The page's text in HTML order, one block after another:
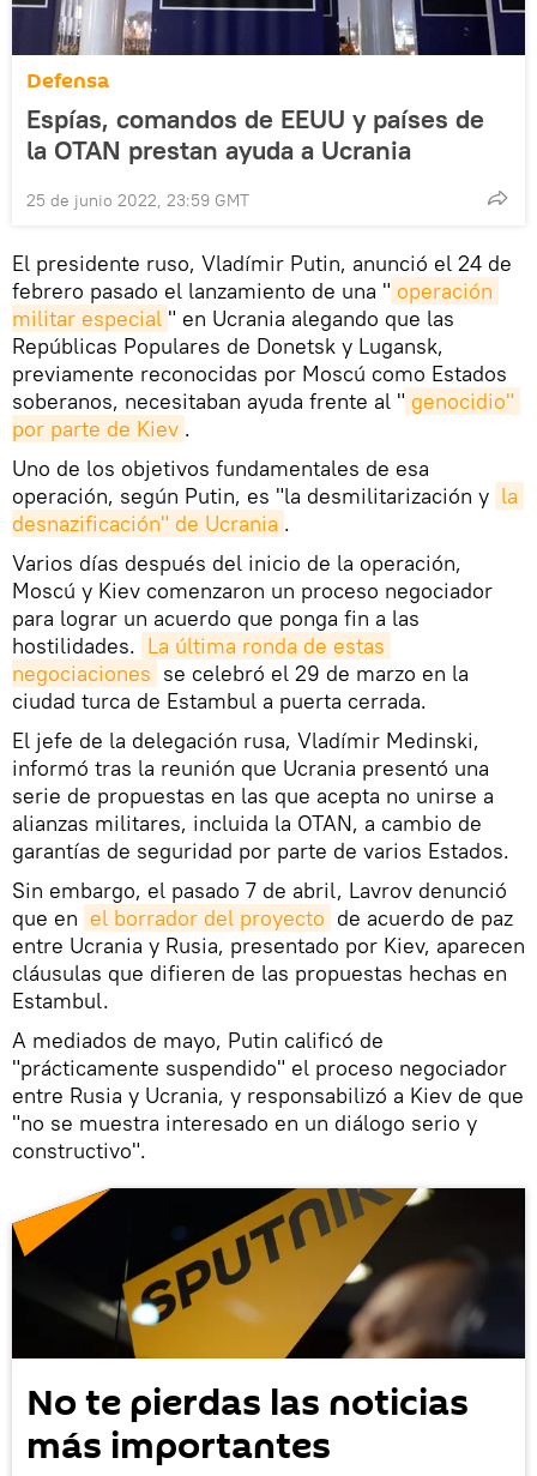
Defensa
Espías, comandos de EEUU y países de
la OTAN prestan ayuda a Ucrania
25 de junio 2022, 23:59 GMT
El presidente ruso, Vladímir Putin, anunció el 24 de
febrero pasado el lanzamiento de una " operación
militar especial " en Ucrania alegando que las
Repúblicas Populares de Donetsk y Lugansk,
previamente reconocidas por Moscú como Estados
soberanos, necesitaban ayuda frente al " genocidio"
por parte de Kiev .
Uno de los objetivos fundamentales de esa
operación, según Putin, es "la desmilitarización y la
desnazificación" de Ucrania .
Varios días después del inicio de la operación,
Moscú y Kiev comenzaron un proceso negociador
para lograr un acuerdo que ponga fin a las
hostilidades. La última ronda de estas
negociaciones se celebró el 29 de marzo en la
ciudad turca de Estambul a puerta cerrada.
El jefe de la delegación rusa, Vladímir Medinski,
informó tras la reunión que Ucrania presentó una
serie de propuestas en las que acepta no unirse a
alianzas militares, incluida la OTAN, a cambio de
garantías de seguridad por parte de varios Estados.
Sin embargo, el pasado 7 de abril, Lavrov denunció
que en el borrador del proyecto de acuerdo de paz
entre Ucrania y Rusia, presentado por Kiev, aparecen
cláusulas que difieren de las propuestas hechas en
Estambul.
A mediados de mayo, Putin calificó de
"prácticamente suspendido" el proceso negociador
entre Rusia y Ucrania, y responsabilizó a Kiev de que
"no se muestra interesado en un diálogo serio y
constructivo".
No te pierdas las noticias
más importantes